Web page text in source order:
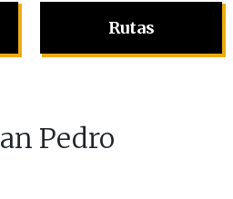
Rutas
Pedro